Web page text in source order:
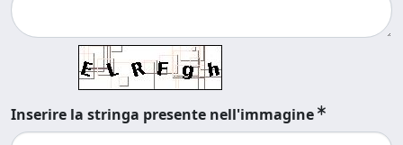
Inserire la stringa presente nell'immagine